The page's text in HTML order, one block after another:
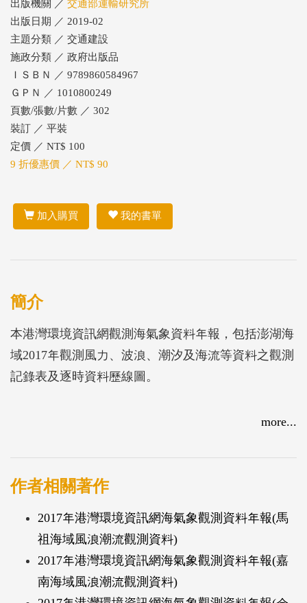
出版機關 ／ 交通部運輸研究所
出版日期 ／ 2019-02
主題分類 ／ 交通建設
施政分類 ／ 政府出版品
ＩＳＢＮ ／ 9789860584967
ＧＰＮ ／ 1010800249
頁數/張數/片數 ／ 302
裝訂 ／ 平裝
定價 ／ NT$ 100
9 折優惠價 ／ NT$ 90
加入購買 我的書單
簡介
本港灣環境資訊網觀測海氣象資料年報，包括澎湖海
域2017年觀測風力、波浪、潮汐及海流等資料之觀測
記錄表及逐時資料歷線圖。
more...
作者相關著作
2017年港灣環境資訊網海氣象觀測資料年報(馬
祖海域風浪潮流觀測資料)
2017年港灣環境資訊網海氣象觀測資料年報(嘉
南海域風浪潮流觀測資料)